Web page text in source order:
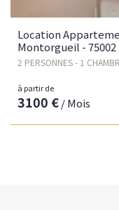
Location
Montorgueil - 75002
2 PERSONNES - 1
à partir de
3100 €/ Mois